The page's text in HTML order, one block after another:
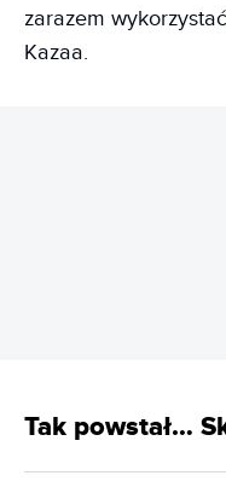
zarazem
Kazaa.
Tak powstał…